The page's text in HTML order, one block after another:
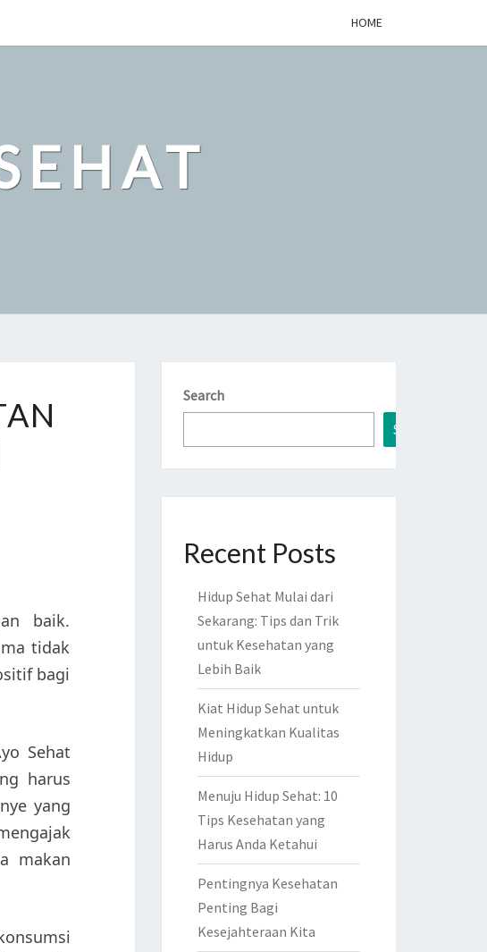
HOME
baik.
tidak
bagi
Sehat
harus
yang
makan
Search
Search
Recent Posts
Hidup Sehat Mulai dari
Sekarang: Tips dan Trik
untuk Kesehatan yang
Lebih Baik
Kiat Hidup Sehat untuk
Meningkatkan Kualitas
Hidup
Menuju Hidup Sehat: 10
Tips Kesehatan yang
Harus Anda Ketahui
Pentingnya Kesehatan
Penting Bagi
Kesejahteraan Kita